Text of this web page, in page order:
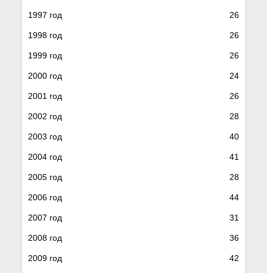
1997 год 26
1998 год 26
1999 год 26
2000 год 24
2001 год 26
2002 год 28
2003 год 40
2004 год 41
2005 год 28
2006 год 44
2007 год 31
2008 год 36
2009 год 42